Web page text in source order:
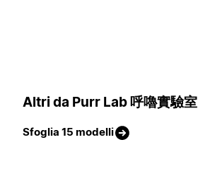
Altri da Purr Lab 呼嚕實驗室
Sfoglia 15 modelli